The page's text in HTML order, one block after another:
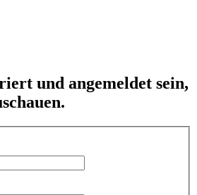
und angemeldet sein,